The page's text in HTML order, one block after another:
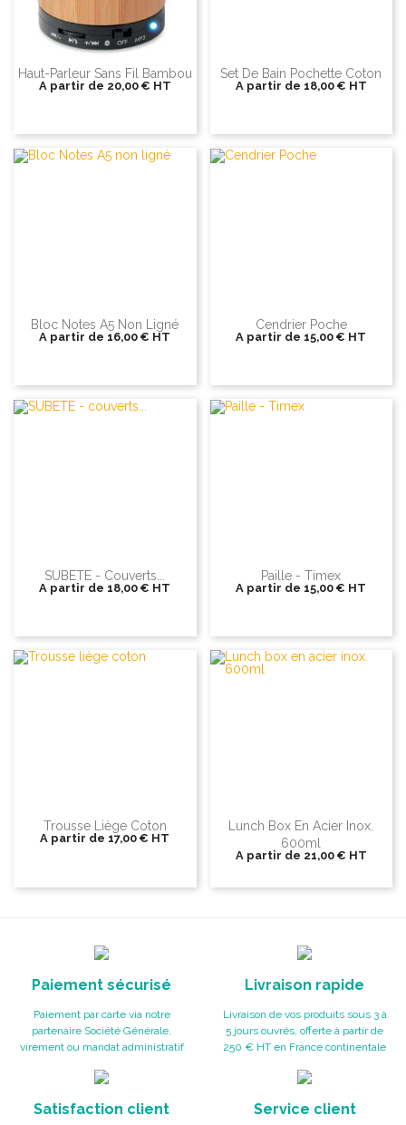
Haut-Parleur Sans Fil Bambou
A partir de 20,00 € HT
Set De Bain Pochette Coton
A partir de 18,00 € HT
Bloc Notes A5 Non Ligné
A partir de 16,00 € HT
Cendrier Poche
A partir de 15,00 € HT
SUBETE - Couverts...
A partir de 18,00 € HT
Paille - Timex
A partir de 15,00 € HT
Trousse Liège Coton
A partir de 17,00 € HT
Lunch Box En Acier Inox.
600ml
A partir de 21,00 € HT
Paiement sécurisé
Paiement par carte via notre
partenaire Société Générale,
virement ou mandat administratif
Livraison rapide
Livraison de vos produits sous 3 à
5 jours ouvrés, offerte à partir de
250 € HT en France continentale
Satisfaction client Service client